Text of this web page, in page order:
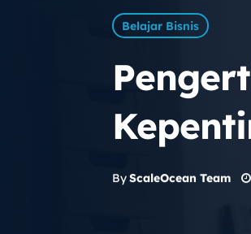
Belajar Bisnis
ByScaleOcean Team